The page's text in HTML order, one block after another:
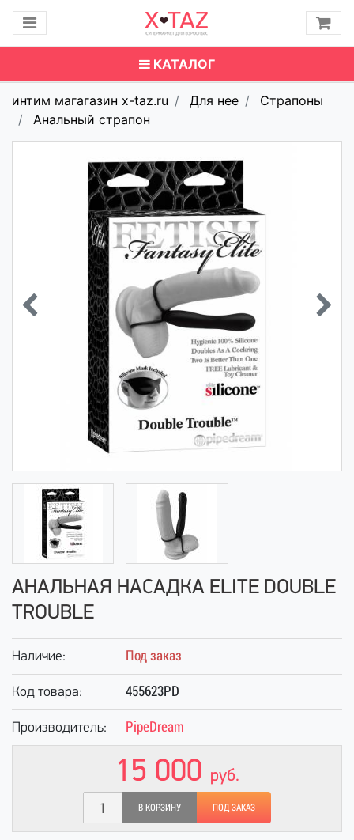
КАТАЛОГ
интим магагазин x-taz.ru Для нее
Страпоны
Анальный страпон
АНАЛЬНАЯ НАСАДКА ELITE DOUBLE
TROUBLE
Наличие: Под заказ
Код товара: 455623PD
Производитель: PipeDream
15 000 руб.
В КОРЗИНУ ПОД ЗАКАЗ